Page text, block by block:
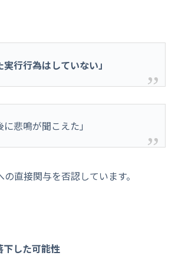
実行行為はしていない」
に悲鳴が聞こえた」
直接関与を否認しています。
した可能性